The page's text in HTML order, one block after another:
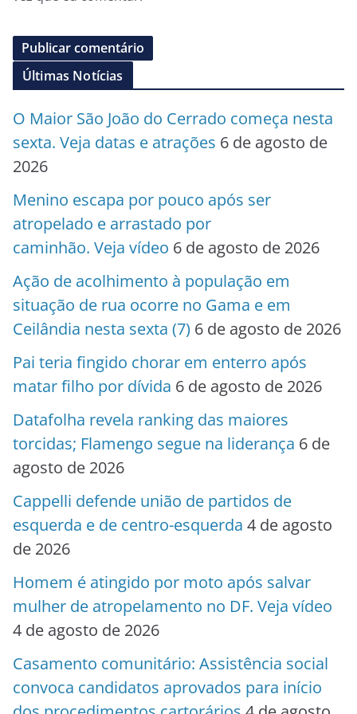
Últimas Notícias
O Maior São João do Cerrado começa nesta
sexta. Veja datas e atrações 6 de agosto de
2026
Menino escapa por pouco após ser
atropelado e arrastado por
caminhão. Veja vídeo 6 de agosto de 2026
Ação de acolhimento à população em
situação de rua ocorre no Gama e em
Ceilândia nesta sexta (7) 6 de agosto de 2026
Pai teria fingido chorar em enterro após
matar filho por dívida 6 de agosto de 2026
Datafolha revela ranking das maiores
torcidas; Flamengo segue na liderança 6 de
agosto de 2026
Cappelli defende união de partidos de
esquerda e de centro-esquerda 4 de agosto
de 2026
Homem é atingido por moto após salvar
mulher de atropelamento no DF. Veja vídeo
4 de agosto de 2026
Casamento comunitário: Assistência social
convoca candidatos aprovados para início